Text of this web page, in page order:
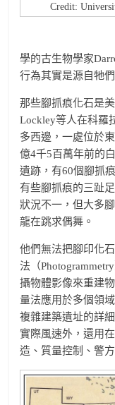
Credit:
學的古生物學家
行為其實是源自牠
那些腳抓痕化石是
Lockley等人在科羅
多西邊，一處位於
億4千5百萬年前的
遺跡，有60個腳抓
有些腳抓痕的三趾
狀況不一，但大多
龍在跳求偶舞。
他們無法把腳印化
法（
攝物體影像來重建
量法應用於多個領
複雜建築遺址的詳
實際風速外，還用
造、質量控制、警